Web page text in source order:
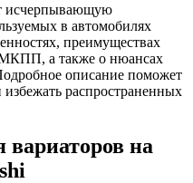
исчерпывающую
в автомобилях
преимуществах
а также о нюансах
описание поможет
распространенных
на